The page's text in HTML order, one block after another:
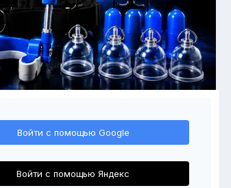
Войти с помощью Google
Войти с помощью Яндекс